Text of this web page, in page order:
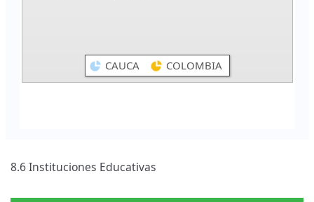
8.6 Instituciones Educativas